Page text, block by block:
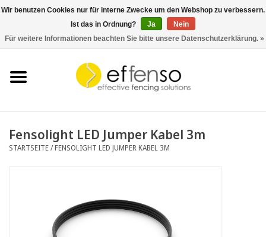
Schnäppchen
Fensolight LED Jumper Kabel 3m
STARTSEITE /FENSOLIGHT LED JUMPER KABEL 3M
Wir benutzen Cookies nur für interne Zwecke um den Webshop zu verbessern.
Ist das in Ordnung?
Ja
Nein
Für weitere Informationen beachten Sie bitte unsere Datenschutzerklärung. »